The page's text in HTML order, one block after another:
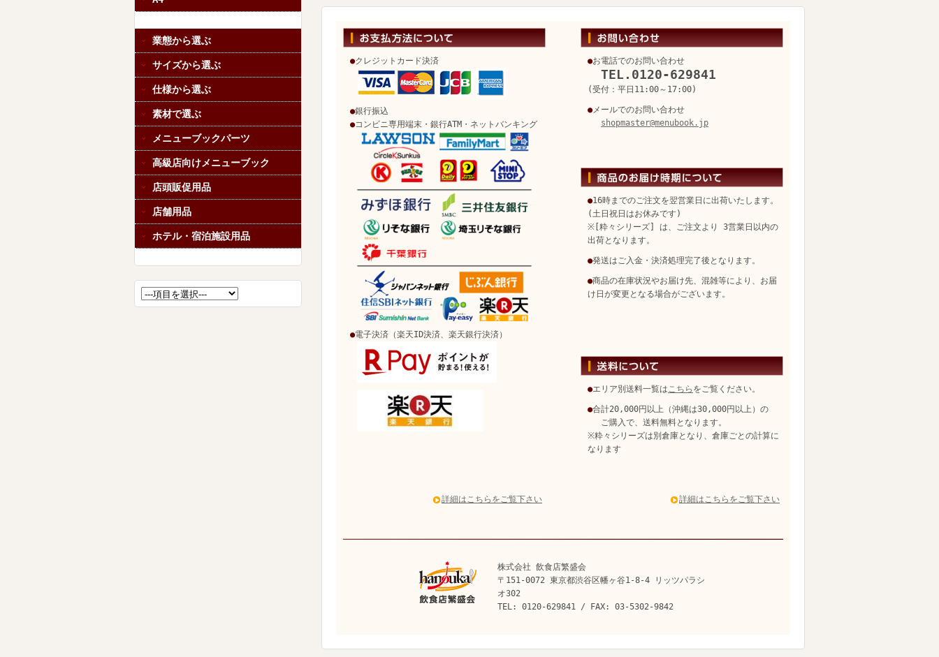
業態から選ぶ
サイズから選ぶ
仕様から選ぶ
素材で選ぶ
メニューブックパーツ
高級店向けメニューブック
店頭販促用品
店舗用品
ホテル・宿泊施設用品
●クレジットカード決済
●銀行振込
●コンビニ専用端末・銀行ATM・ネットバンキング
●電子決済（楽天ID決済、楽天銀行決済）
詳細はこちらをご覧下さい
●お電話でのお問い合わせ
TEL.0120-629841
(受付：平日11:00～17:00)
●メールでのお問い合わせ
shopmaster@menubook.jp
●16時までのご注文を翌営業日に出荷いたします。
(土日祝日はお休みです)
※[粋々シリーズ] は、ご注文より 3営業日以内の
出荷となります。
●発送はご入金・決済処理完了後となります。
●商品の在庫状況やお届け先、混雑等により、お届
け日が変更となる場合がございます。
●エリア別送料一覧はこちら をご覧ください。
●合計20,000円以上（沖縄は30,000円以上）の
ご購入で、送料無料となります。
※粋々シリーズは別倉庫となり、倉庫ごとの計算に
なります
詳細はこちらをご覧下さい
株式会社 飲食店繁盛会
〒151-0072 東京都渋谷区幡ヶ谷1-8-4 リッツパラシ
オ302
TEL: 0120-629841 / FAX: 03-5302-9842